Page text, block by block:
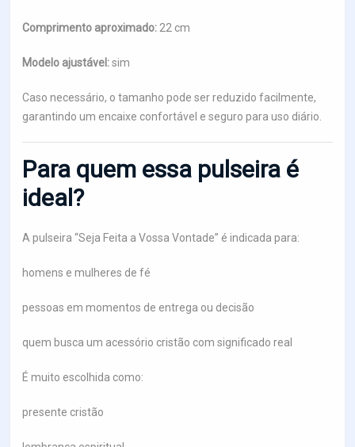
Comprimento aproximado: 22 cm
Modelo ajustável:sim
Caso necessário, o tamanho pode ser reduzido facilmente,
garantindo um encaixe confortável e seguro para uso diário.
Para quem essa pulseira é
ideal?
A pulseira “Seja Feita a Vossa Vontade” é indicada para:
homens e mulheres de fé
pessoas em momentos de entrega ou decisão
quem busca um acessório cristão com significado real
É muito escolhida como:
presente cristão